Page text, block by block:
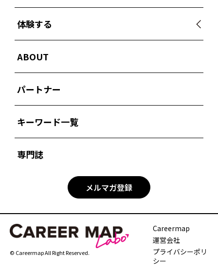
体験する
ABOUT
パートナー
キーワード一覧
専門誌
メルマガ登録
© Careermap All Right Reserved.
Careermap
運営会社
プライバシーポリ
シー